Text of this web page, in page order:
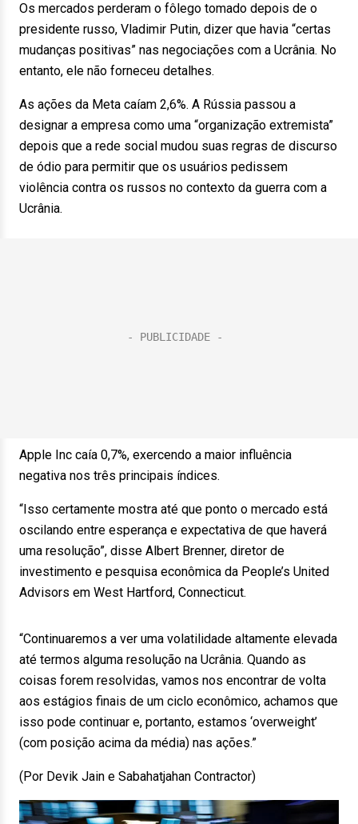
Os mercados perderam o fôlego tomado depois de o
presidente russo, Vladimir Putin, dizer que havia “certas
mudanças positivas” nas negociações com a Ucrânia. No
entanto, ele não forneceu detalhes.
As ações da Meta caíam 2,6%. A Rússia passou a
designar a empresa como uma “organização extremista”
depois que a rede social mudou suas regras de discurso
de ódio para permitir que os usuários pedissem
violência contra os russos no contexto da guerra com a
Ucrânia.
Apple Inc caía 0,7%, exercendo a maior influência
negativa nos três principais índices.
“Isso certamente mostra até que ponto o mercado está
oscilando entre esperança e expectativa de que haverá
uma resolução”, disse Albert Brenner, diretor de
investimento e pesquisa econômica da People’s United
Advisors em West Hartford, Connecticut.
“Continuaremos a ver uma volatilidade altamente elevada
até termos alguma resolução na Ucrânia. Quando as
coisas forem resolvidas, vamos nos encontrar de volta
aos estágios finais de um ciclo econômico, achamos que
isso pode continuar e, portanto, estamos ‘overweight’
(com posição acima da média) nas ações.”
(Por Devik Jain e Sabahatjahan Contractor)